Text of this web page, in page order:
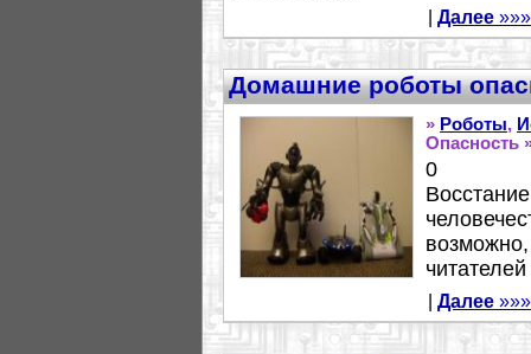
Далее »»»
Домашние роботы
» Роботы,
Опасность
0
Далее »»»